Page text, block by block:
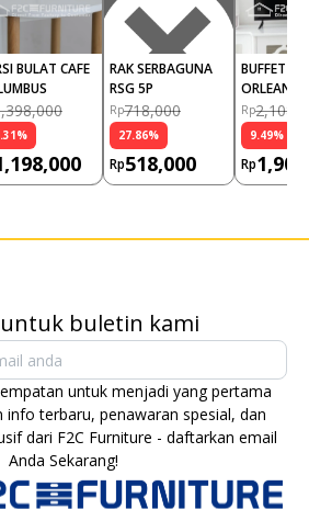
BULAT CAFE
%
RAK SERBAGUNA
RSG 5P
Rp718,000
27.86%
Rp518,000
BUFFET
ORLEANS
Rp
9.49%
Rp
buletin kami
untuk menjadi yang pertama
info terbaru, penawaran spesial, dan
dari F2C Furniture - daftarkan email
Anda Sekarang!